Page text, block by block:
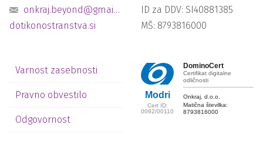
onkraj.beyond@gmail.com
dotikonostranstva.si
ID za DDV: SI40881385
MŠ: 8793816000
Varnost zasebnosti
Pravno obvestilo
Odgovornost
Modri
Cert ID:
0092/00110
DominoCert
Certifikat digitalne
odličnosti
Onkraj, d.o.o.
Matična številka:
8793816000